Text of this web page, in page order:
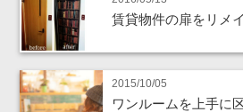
賃貸物件の扉をリメ
2015/10/05
ワンルームを上手に